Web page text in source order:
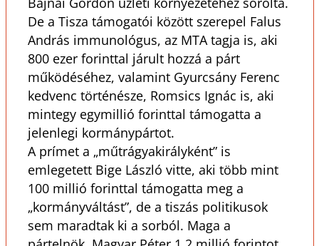
De a Tisza támogatói között szerepel Falus
András immunológus, az MTA tagja is, aki
800 ezer forinttal járult hozzá a párt
működéséhez, valamint Gyurcsány Ferenc
kedvenc történésze, Romsics Ignác is, aki
mintegy egymillió forinttal támogatta a
jelenlegi kormánypártot.
A prímet a „műtrágyakirályként” is
emlegetett Bige László vitte, aki több mint
100 millió forinttal támogatta meg a
„kormányváltást”, de a tiszás politikusok
sem maradtak ki a sorból. Maga a